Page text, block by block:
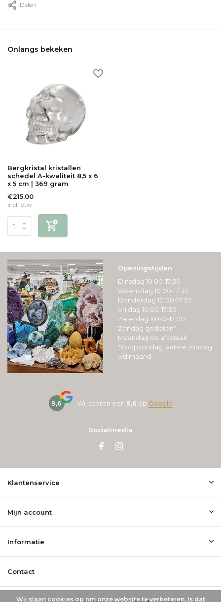
Delen
Onlangs bekeken
Bergkristal kristallen
schedel A-kwaliteit 8,5 x 6
x 5 cm | 369 gram
€215,00
Incl. btw
Openingstijden
Dinsdag 10:00-17:30
Woensdag 10:00-17:30
Donderdag 10:00-17:30
Vrijdag 10:00-17:30
Zaterdag 10:00-17:00
Zondag gesloten*
Maandag op afspraak
*Koopzondag laatste zondag
v/d maand
9,6 Wij scoren een 9,6 op Google
Socialmedia
Klantenservice
Mijn account
Informatie
Contact
Wij slaan cookies op om onze website te verbeteren. Is dat